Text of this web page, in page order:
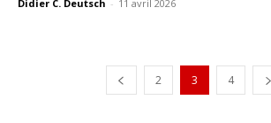
Didier C. Deutsch - 11 avril 2026
2 3 4